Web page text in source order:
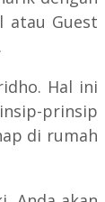
atau Guest
Hal ini
prinsip
di rumah